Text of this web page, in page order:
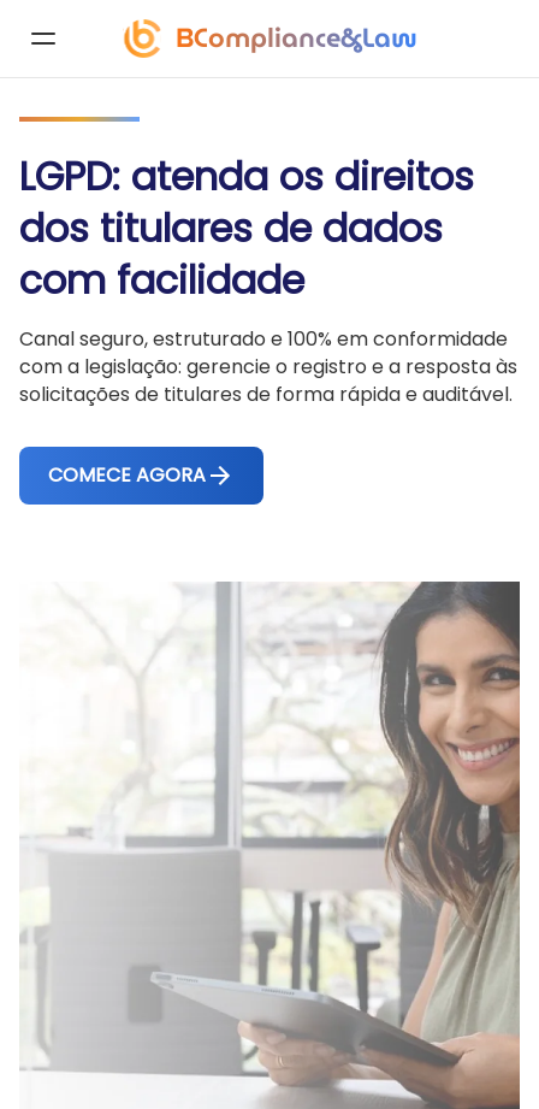
BCompliance&Law
LGPD: atenda os direitos
dos titulares de dados
com facilidade
Canal seguro, estruturado e 100% em conformidade
com a legislação: gerencie o registro e a resposta às
solicitações de titulares de forma rápida e auditável.
COMECE AGORA